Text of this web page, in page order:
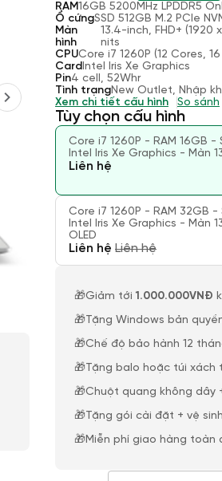
RAM16GB 5200MHz LPDDR5
Ổ cứngSSD 512GB M.2 PCIe
Màn
hình
13.4-inch, FHD+
nits
CPUCore i7 1260P (12 Cores,
CardIntel Iris Xe Graphics
Pin4 cell, 52Whr
Tình trạngNew Outlet, Nhập
Xem chi tiết cấu hình
So sánh
Tùy chọn cấu hình
Core i7 1260P - RAM 16GB -
Intel Iris Xe Graphics - Màn
Liên hệ
Core i7 1260P - RAM 32GB -
Intel Iris Xe Graphics - Màn
OLED
Liên hệ Liên hệ
🎁Giảm tới 1.000.000VNĐ
🎁Tặng Windows bản
🎁Chế độ bảo hành 12
🎁Tặng balo hoặc túi xách
🎁Chuột quang không dây
🎁Tặng gói cài đặt + vệ
🎁Miễn phí giao hàng toàn